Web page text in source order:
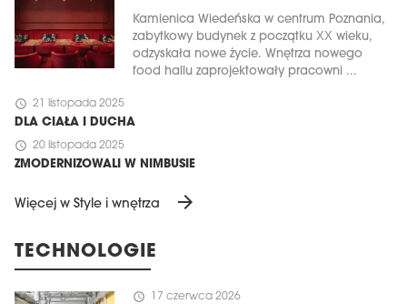
Kamienica Wiedeńska w centrum Poznania,
zabytkowy budynek z początku XX wieku,
odzyskała nowe życie. Wnętrza nowego
food hallu zaprojektowały pracowni ...
schedule 21 listopada 2025
DLA CIAŁA I DUCHA
schedule 20 listopada 2025
ZMODERNIZOWALI W NIMBUSIE
Więcej w Style i wnętrza arrow_forward
TECHNOLOGIE
schedule 17 czerwca 2026